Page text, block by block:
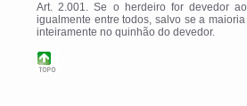
Art. 2.001. Se o herdeiro for devedor
igualmente entre todos, salvo se a
inteiramente no quinhão do devedor.